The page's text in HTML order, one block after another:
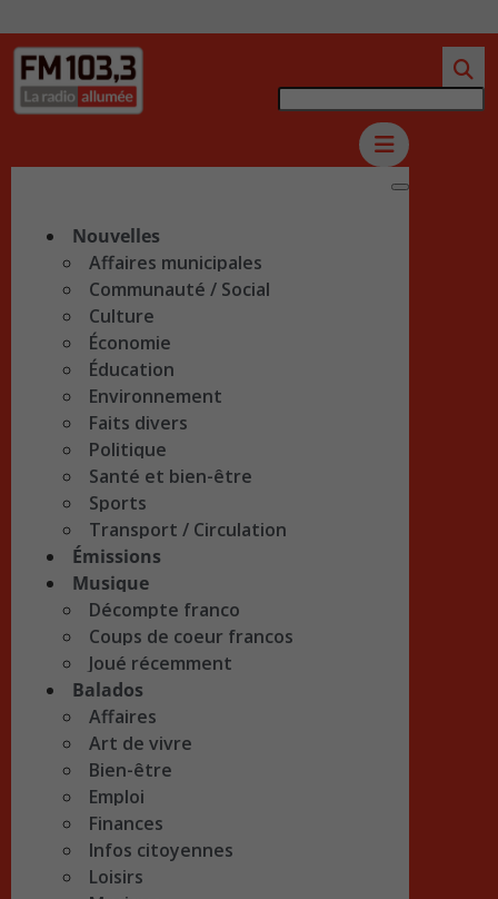
Nouvelles
Affaires municipales
Communauté / Social
Culture
Économie
Éducation
Environnement
Faits divers
Politique
Santé et bien-être
Sports
Transport / Circulation
Émissions
Musique
Décompte franco
Coups de coeur francos
Joué récemment
Balados
Affaires
Art de vivre
Bien-être
Emploi
Finances
Infos citoyennes
Loisirs